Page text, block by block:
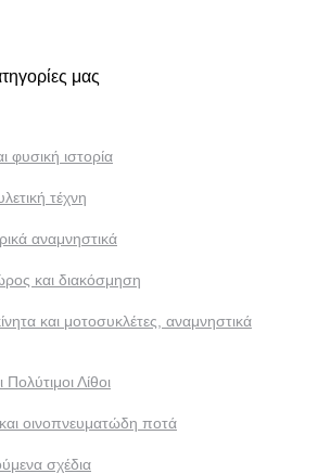
μας
φυσική ιστορία
τέχνη
αναμνηστικά
και διακόσμηση
και μοτοσυκλέτες, αναμνηστικά
Λίθοι
οινοπνευματώδη ποτά
σχέδια